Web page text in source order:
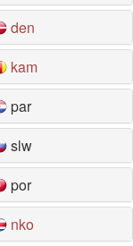
den
kam
par
slw
por
nko